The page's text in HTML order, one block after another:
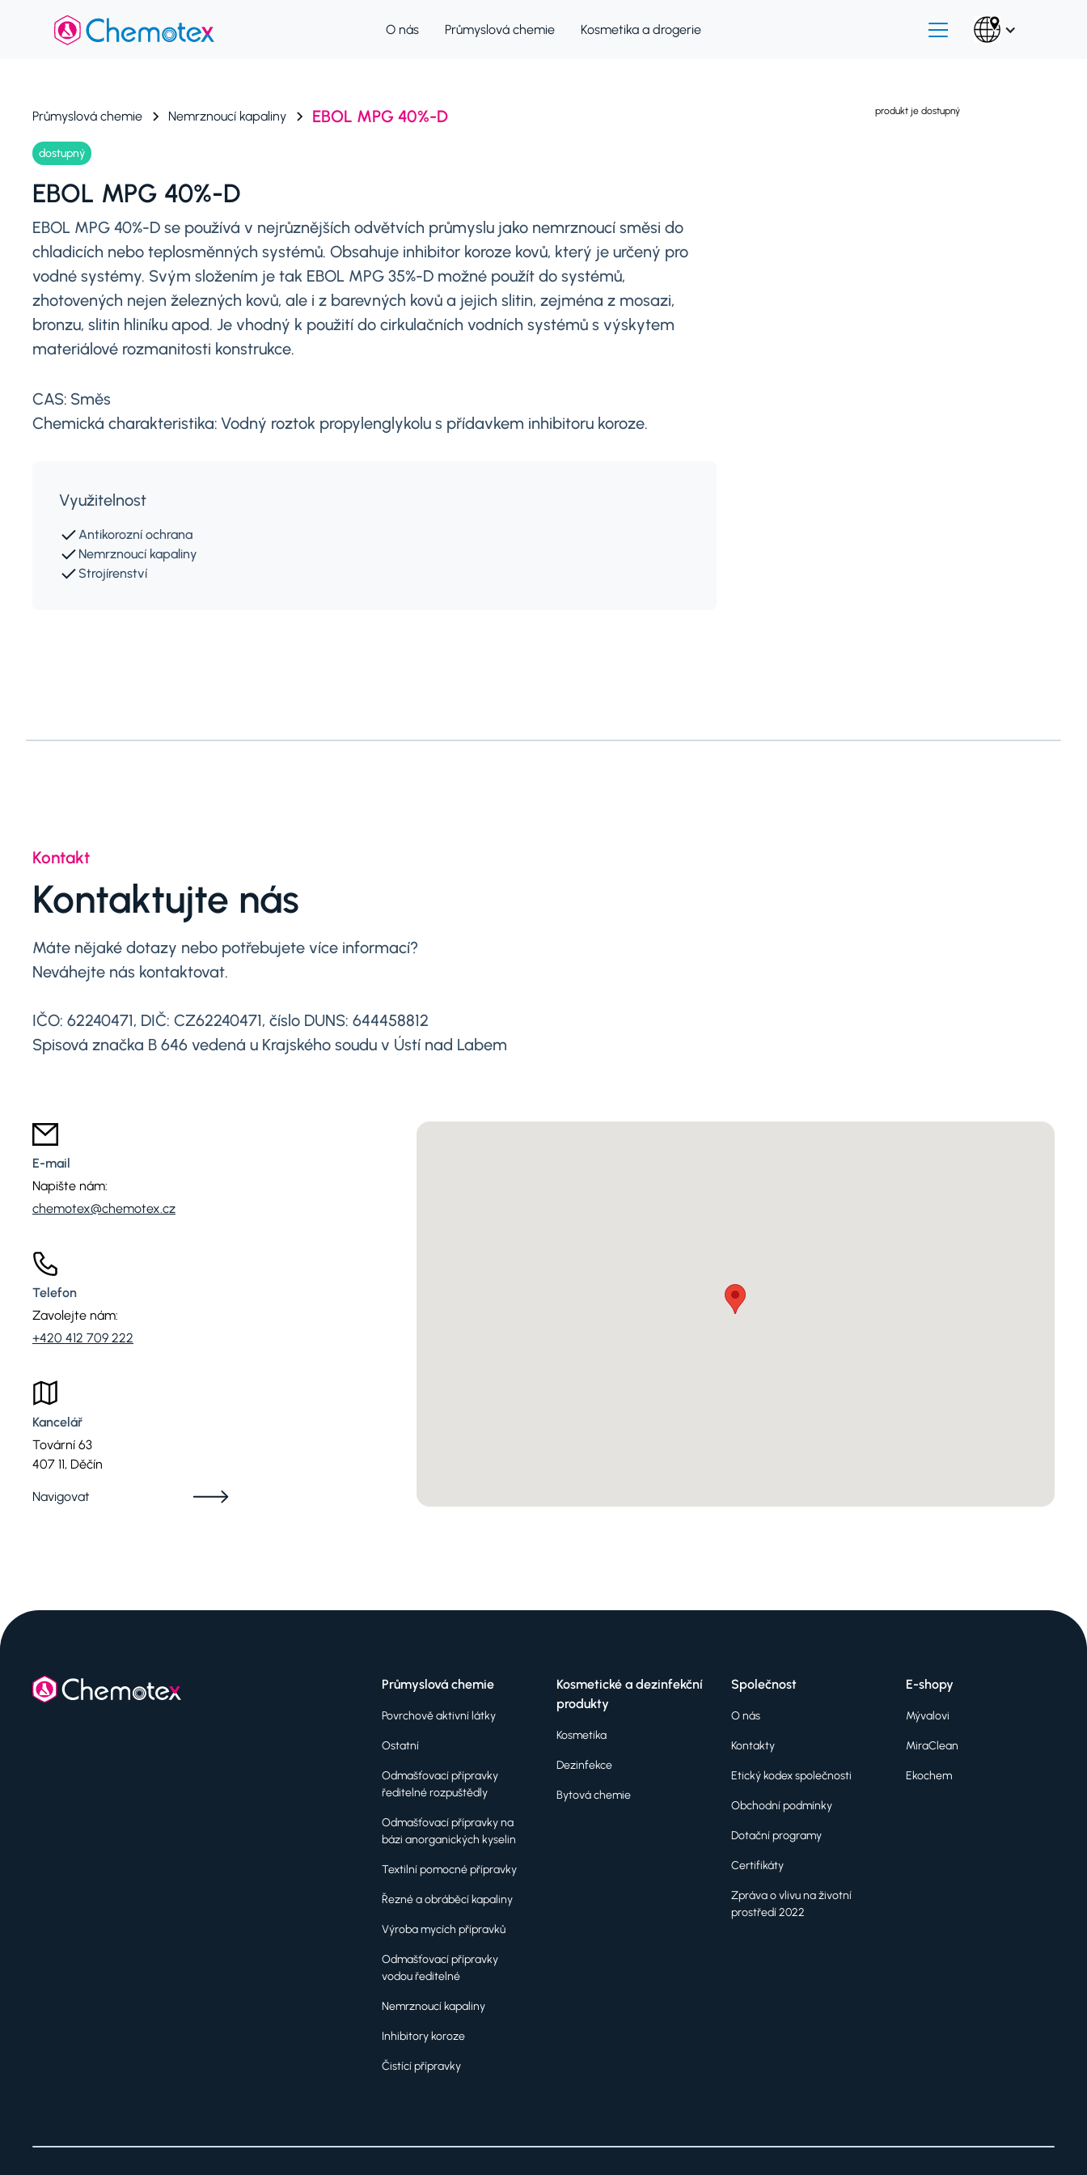
O nás Průmyslová chemie Kosmetika a drogerie
Průmyslová chemie Nemrznoucí kapaliny EBOL MPG 40%-D
dostupný
EBOL MPG 40%-D
EBOL MPG 40%-D se používá v nejrůznějších odvětvích průmyslu jako nemrznoucí směsi do
chladicích nebo teplosměnných systémů. Obsahuje inhibitor koroze kovů, který je určený pro
vodné systémy. Svým složením je tak EBOL MPG 35%-D možné použít do systémů,
zhotovených nejen železných kovů, ale i z barevných kovů a jejich slitin, zejména z mosazi,
bronzu, slitin hliníku apod. Je vhodný k použití do cirkulačních vodních systémů s výskytem
materiálové rozmanitosti konstrukce.
CAS: Směs
Chemická charakteristika: Vodný roztok propylenglykolu s přídavkem inhibitoru koroze.
Využitelnost
Antikorozní ochrana
Nemrznoucí kapaliny
Strojírenství
produkt je dostupný
Kontakt
Kontaktujte nás
Máte nějaké dotazy nebo potřebujete více informací?
Neváhejte nás kontaktovat.
IČO: 62240471, DIČ: CZ62240471, číslo DUNS: 644458812
Spisová značka B 646 vedená u Krajského soudu v Ústí nad Labem
E-mail
Napište nám:
chemotex@chemotex.cz
Telefon
Zavolejte nám:
+420 412 709 222
Kancelář
Tovární 63
407 11, Děčín
Navigovat
Průmyslová chemie
Povrchově aktivní látky
Ostatní
Odmašťovací přípravky
ředitelné rozpuštědly
Odmašťovací přípravky na
bázi anorganických kyselin
Textilní pomocné přípravky
Řezné a obráběcí kapaliny
Výroba mycích přípravků
Odmašťovací přípravky
vodou ředitelné
Nemrznoucí kapaliny
Inhibitory koroze
Čistící přípravky
Kosmetické a dezinfekční
produkty
Kosmetika
Dezinfekce
Bytová chemie
Společnost
O nás
Kontakty
Etický kodex společnosti
Obchodní podmínky
Dotační programy
Certifikáty
Zpráva o vlivu na životní
prostředí 2022
E-shopy
Mývalovi
MiraClean
Ekochem